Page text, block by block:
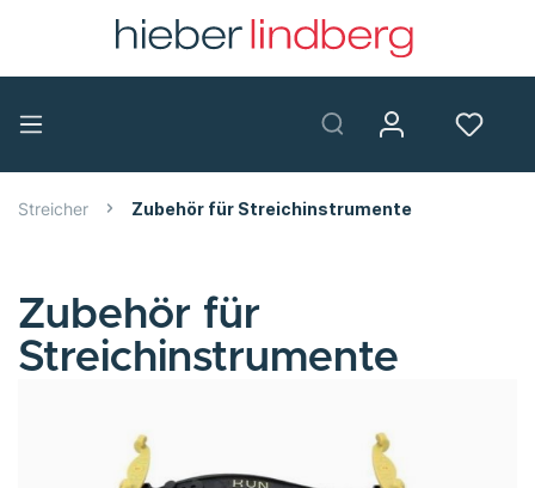
Streicher Zubehör für Streichinstrumente
Zubehör für
Streichinstrumente